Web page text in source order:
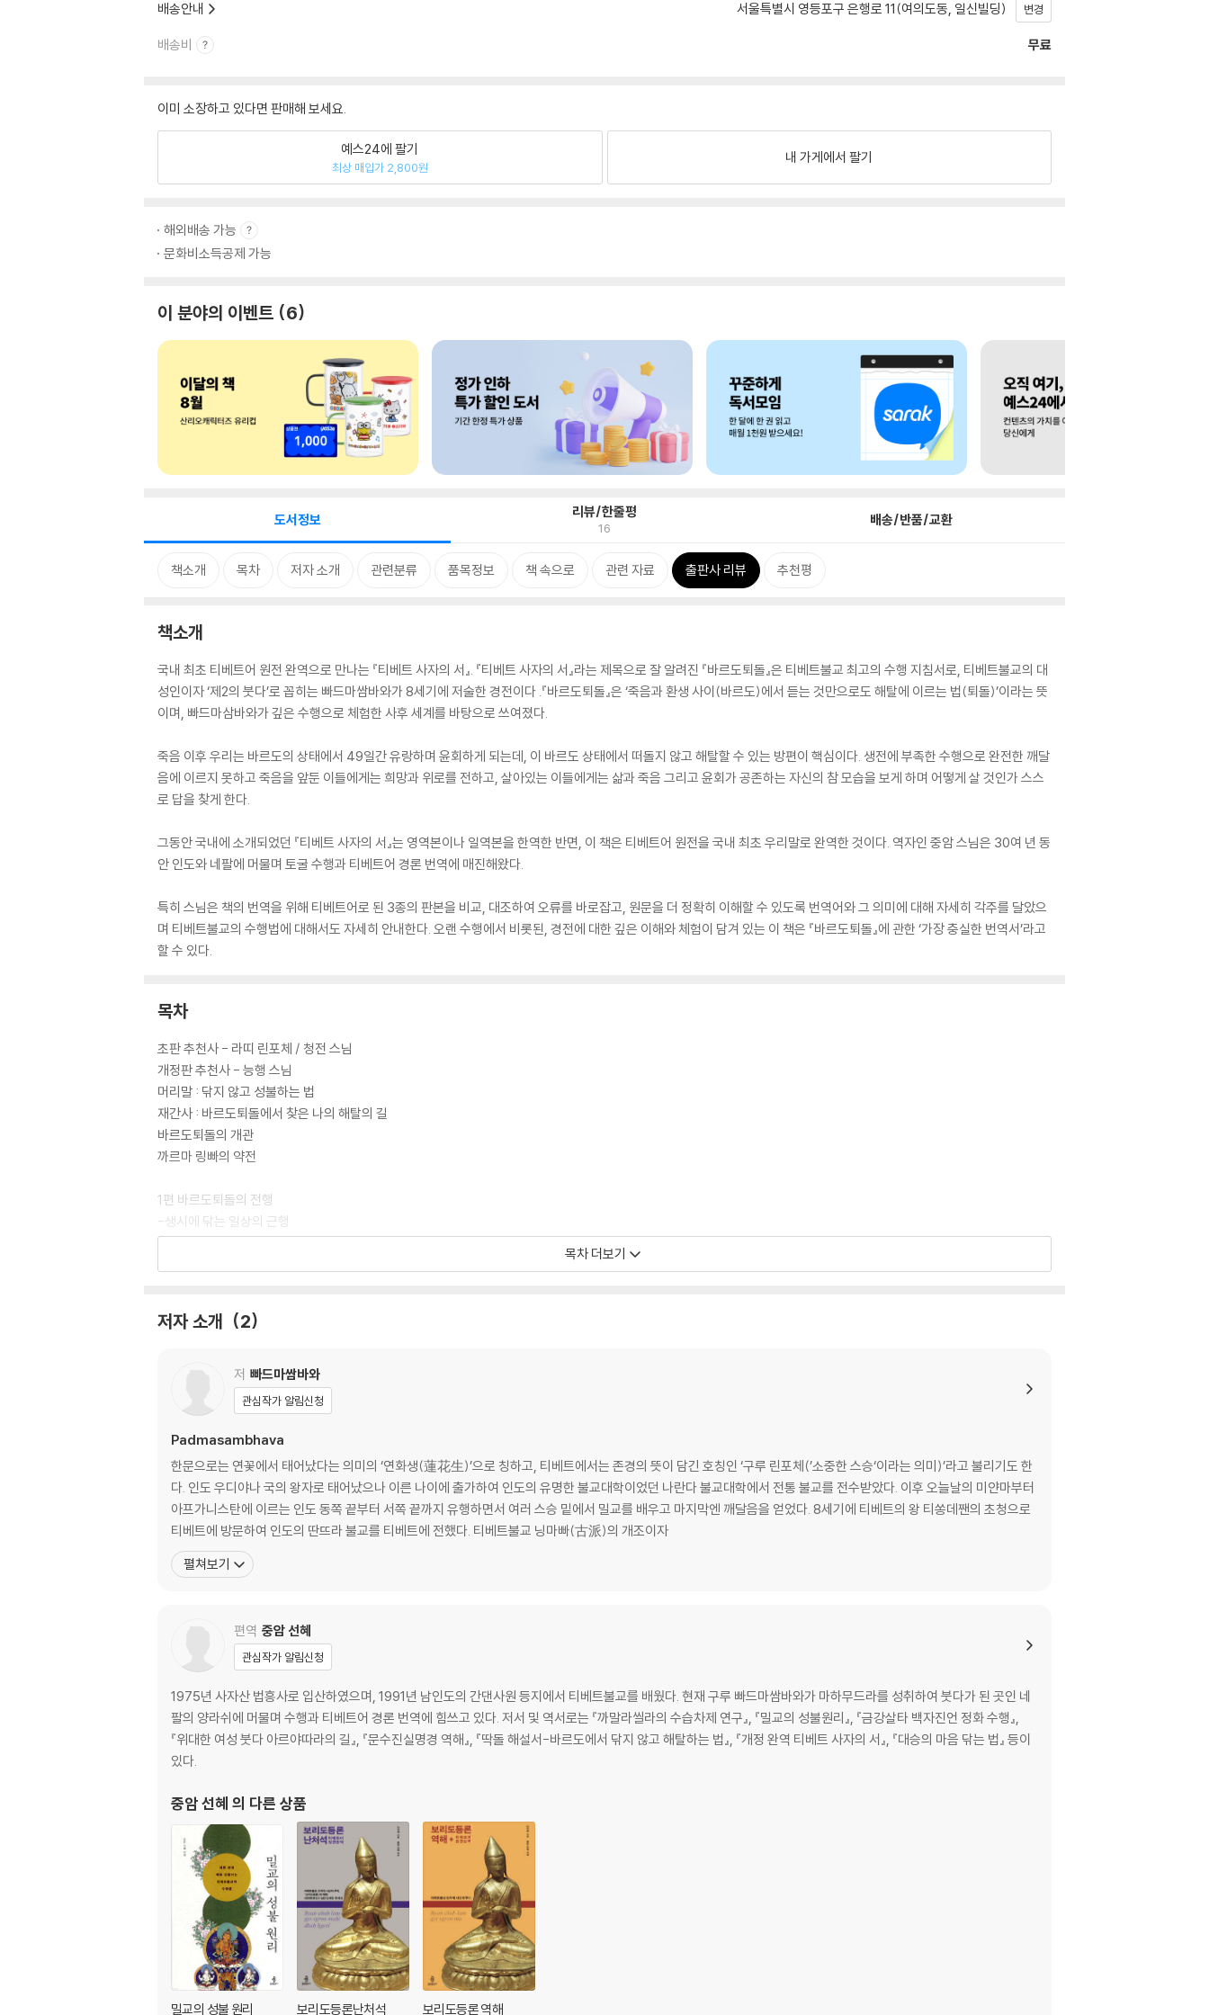
배송안내 서울특별시 영등포구 은행로 11(여의도동, 일신빌딩) 변경
배송비 무료
이미 소장하고 있다면 판매해 보세요.
예스24에 팔기
최상 매입가 2,800원
내 가게에서 팔기
해외배송 가능
문화비소득공제 가능
이 분야의 이벤트 6
도서정보 리뷰/한줄평
16 배송/반품/교환
책소개 목차 저자 소개 관련분류 품목정보 책 속으로 관련 자료 출판사 리뷰 추천평
책소개
국내 최초 티베트어 원전 완역으로 만나는 『티베트 사자의 서』. 『티베트 사자의 서』라는 제목으로 잘 알려진 『바르도퇴돌』은 티베트불교 최고의 수행 지침서로, 티베트불교의 대
성인이자 ‘제2의 붓다’로 꼽히는 빠드마쌈바와가 8세기에 저술한 경전이다 .『바르도퇴돌』은 ‘죽음과 환생 사이(바르도)에서 듣는 것만으로도 해탈에 이르는 법(퇴돌)’이라는 뜻
이며, 빠드마삼바와가 깊은 수행으로 체험한 사후 세계를 바탕으로 쓰여졌다.
죽음 이후 우리는 바르도의 상태에서 49일간 유랑하며 윤회하게 되는데, 이 바르도 상태에서 떠돌지 않고 해탈할 수 있는 방편이 핵심이다. 생전에 부족한 수행으로 완전한 깨달
음에 이르지 못하고 죽음을 앞둔 이들에게는 희망과 위로를 전하고, 살아있는 이들에게는 삶과 죽음 그리고 윤회가 공존하는 자신의 참 모습을 보게 하며 어떻게 살 것인가 스스
로 답을 찾게 한다.
그동안 국내에 소개되었던 『티베트 사자의 서』는 영역본이나 일역본을 한역한 반면, 이 책은 티베트어 원전을 국내 최초 우리말로 완역한 것이다. 역자인 중암 스님은 30여 년 동
안 인도와 네팔에 머물며 토굴 수행과 티베트어 경론 번역에 매진해왔다.
특히 스님은 책의 번역을 위해 티베트어로 된 3종의 판본을 비교, 대조하여 오류를 바로잡고, 원문을 더 정확히 이해할 수 있도록 번역어와 그 의미에 대해 자세히 각주를 달았으
며 티베트불교의 수행법에 대해서도 자세히 안내한다. 오랜 수행에서 비롯된, 경전에 대한 깊은 이해와 체험이 담겨 있는 이 책은 『바르도퇴돌』에 관한 ‘가장 충실한 번역서’라고
할 수 있다.
목차
초판 추천사 - 라띠 린포체 / 청전 스님
개정판 추천사 - 능행 스님
머리말 : 닦지 않고 성불하는 법
재간사 : 바르도퇴돌에서 찾은 나의 해탈의 길
바르도퇴돌의 개관
까르마 링빠의 약전
1편 바르도퇴돌의 전행
-생시에 닦는 일상의 근행
1장 구루요가(上師瑜伽)의 기원문
5장 정맹백존의 면전참회를 통한 자연해탈
2편 바르도퇴돌의 본행
-해탈을 위한 기원문
7장 불보살님의 구원을 청하는 기원문
8장 여섯 바르도의 본송(本頌)
9장 바르도의 공포에서 구원을 청하는 기원문
10장 바르도의 험로에서 구원을 청하는 기원문
11장 몸에 걸침을 통한 오온의 자연해탈
3편 바르도퇴돌의 본행
13장 적정의 붓다들이 출현하는 법성의 바르도
14장 분노의 붓다들이 출현하는 법성의 바르도
15장 육도의 환영이 출현하는 재생의 바르도
4편 바르도퇴돌의 후행
-죽음의 표상 관찰과 기만
16장 죽음의 표상 관찰을 통한 자연해탈
18장 바르도의 선악의 본색을 보이는 교계
19장 바르도의 선악의 본색을 보이는 교계보결
20장 바르도퇴돌 전승 법계의 기원문
21장 바르도의 유정에게 베푸는 훈연회향
5편 바르도퇴돌의 보유
-해탈왕생의 기원문
1. 바르도의 삼신해탈(三身解脫) 기원문
2. 바르도 정념해탈(正念解脫)의 기원문
목차 더보기
저자 소개 2
저 빠드마쌈바와
관심작가 알림신청
Padmasambhava
한문으로는 연꽃에서 태어났다는 의미의 ‘연화생(蓮花生)’으로 칭하고, 티베트에서는 존경의 뜻이 담긴 호칭인 ‘구루 린포체(’소중한 스승‘이라는 의미)’라고 불리기도 한
다. 인도 우디야나 국의 왕자로 태어났으나 이른 나이에 출가하여 인도의 유명한 불교대학이었던 나란다 불교대학에서 전통 불교를 전수받았다. 이후 오늘날의 미얀마부터
아프가니스탄에 이르는 인도 동쪽 끝부터 서쪽 끝까지 유행하면서 여러 스승 밑에서 밀교를 배우고 마지막엔 깨달음을 얻었다. 8세기에 티베트의 왕 티쏭데짼의 초청으로
티베트에 방문하여 인도의 딴뜨라 불교를 티베트에 전했다. 티베트불교 닝마빠(古派)의 개조이자
펼쳐보기
편역 중암 선혜
관심작가 알림신청
1975년 사자산 법흥사로 입산하였으며, 1991년 남인도의 간댄사원 등지에서 티베트불교를 배웠다. 현재 구루 빠드마쌈바와가 마하무드라를 성취하여 붓다가 된 곳인 네
팔의 양라쉬에 머물며 수행과 티베트어 경론 번역에 힘쓰고 있다. 저서 및 역서로는 『까말라씰라의 수습차제 연구』, 『밀교의 성불원리』, 『금강살타 백자진언 정화 수행』,
『위대한 여성 붓다 아르야따라의 길』, 『문수진실명경 역해』, 『딱돌 해설서-바르도에서 닦지 않고 해탈하는 법』, 『개정 완역 티베트 사자의 서』, 『대승의 마음 닦는 법』 등이
있다.
중암 선혜 의 다른 상품
밀교의 성불 원리 보리도등론난처석 보리도등론 역해